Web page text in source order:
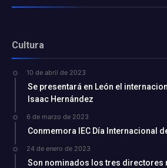
Cultura
10 de abril de 2023
Se presentará en León el
Isaac Hernández
6 de marzo de 2023
Conmemora IEC Día Internacional
24 de enero de 2023
Son nominados los tres directores